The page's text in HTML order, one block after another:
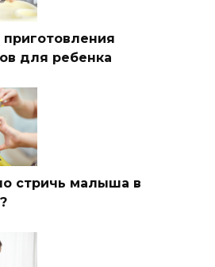
для ребенка
стричь малыша в